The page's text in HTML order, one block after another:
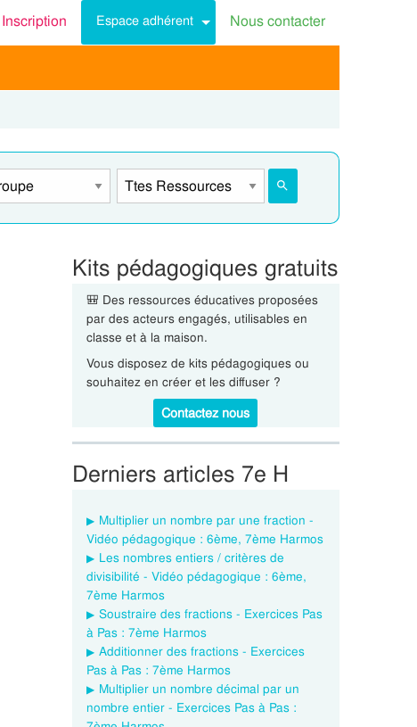
Inscription Espace adhérent Nous contacter
Kits pédagogiques gratuits
🎒 Des ressources éducatives proposées
par des acteurs engagés, utilisables en
classe et à la maison.
Vous disposez de kits pédagogiques ou
souhaitez en créer et les diffuser ?
Contactez nous
Derniers articles 7e H
Multiplier un nombre par une fraction -
Vidéo pédagogique : 6ème, 7ème Harmos
Les nombres entiers / critères de
divisibilité - Vidéo pédagogique : 6ème,
7ème Harmos
Soustraire des fractions - Exercices Pas
à Pas : 7ème Harmos
Additionner des fractions - Exercices
Pas à Pas : 7ème Harmos
Multiplier un nombre décimal par un
nombre entier - Exercices Pas à Pas :